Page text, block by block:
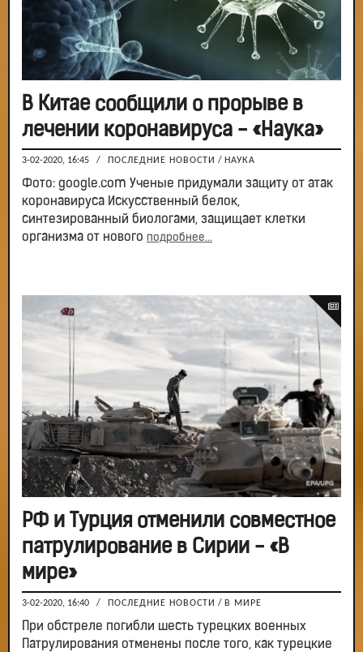
В Китае сообщили о прорыве в
лечении коронавируса - «Наука»
3-02-2020, 16:45 / ПОСЛЕДНИЕ НОВОСТИ / НАУКА
Фото: google.com Ученые придумали защиту от атак
коронавируса Искусственный белок,
синтезированный биологами, защищает клетки
организма от нового подробнее...
РФ и Турция отменили совместное
патрулирование в Сирии - «В
мире»
3-02-2020, 16:40 / ПОСЛЕДНИЕ НОВОСТИ / В МИРЕ
При обстреле погибли шесть турецких военных
Патрулирования отменены после того, как турецкие